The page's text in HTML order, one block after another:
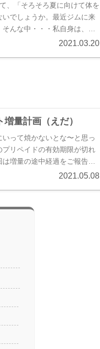
、「そろそろ夏に向けて体を
でしょうか。最近ジムに来
んな中・・・私自身は、ダ
2021.03.20
量計画（えだ）
って焼かないとな〜と思っ
リペイドの有効期限が切れ
増量の途中経過をご報告し
2021.05.08